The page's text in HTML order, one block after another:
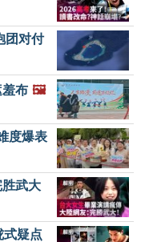
团对付
布 🖼️
度爆表
武大
式疑点